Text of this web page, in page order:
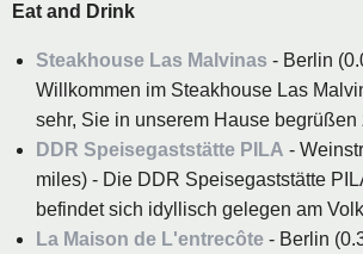
Eat and Drink
Steakhouse Las Malvinas - Berlin
Willkommen im Steakhouse Las
sehr, Sie in unserem Hause begrüßen
DDR Speisegaststätte PILA -
miles) - Die DDR Speisegaststätte
befindet sich idyllisch gelegen am
La Maison de L'entrecôte - Berlin